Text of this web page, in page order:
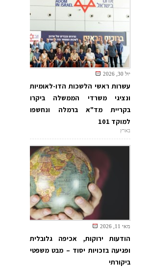
יול 30, 2026
עשרות ראשי הלשכות הדו-לאומיות
ונציגי משרדי הממשלה ביקרו
בקריית מד"א ברמלה ונחשפו
למוקד 101
בארץ
מאי 11, 2026
הודעות ירוקות, אכיפה גלובלית
ופגיעה בזכויות יסוד – מבט משפטי
ביקורתי